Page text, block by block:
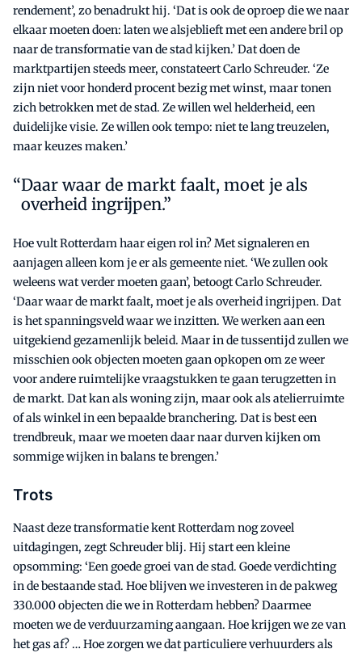
rendement’, zo benadrukt hij. ‘Dat is ook de oproep die we naar
elkaar moeten doen: laten we alsjeblieft met een andere bril op
naar de transformatie van de stad kijken.’ Dat doen de
marktpartijen steeds meer, constateert Carlo Schreuder. ‘Ze
zijn niet voor honderd procent bezig met winst, maar tonen
zich betrokken met de stad. Ze willen wel helderheid, een
duidelijke visie. Ze willen ook tempo: niet te lang treuzelen,
maar keuzes maken.’
Daar waar de markt faalt, moet je als
overheid ingrijpen.”
Hoe vult Rotterdam haar eigen rol in? Met signaleren en
aanjagen alleen kom je er als gemeente niet. ‘We zullen ook
weleens wat verder moeten gaan’, betoogt Carlo Schreuder.
‘Daar waar de markt faalt, moet je als overheid ingrijpen. Dat
is het spanningsveld waar we inzitten. We werken aan een
uitgekiend gezamenlijk beleid. Maar in de tussentijd zullen we
misschien ook objecten moeten gaan opkopen om ze weer
voor andere ruimtelijke vraagstukken te gaan terugzetten in
de markt. Dat kan als woning zijn, maar ook als atelierruimte
of als winkel in een bepaalde branchering. Dat is best een
trendbreuk, maar we moeten daar naar durven kijken om
sommige wijken in balans te brengen.’
Trots
Naast deze transformatie kent Rotterdam nog zoveel
uitdagingen, zegt Schreuder blij. Hij start een kleine
opsomming: ‘Een goede groei van de stad. Goede verdichting
in de bestaande stad. Hoe blijven we investeren in de pakweg
330.000 objecten die we in Rotterdam hebben? Daarmee
moeten we de verduurzaming aangaan. Hoe krijgen we ze van
het gas af? … Hoe zorgen we dat particuliere verhuurders als